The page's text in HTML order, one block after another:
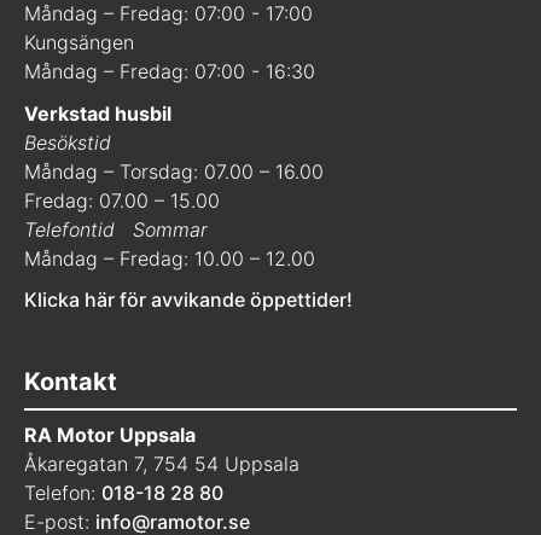
Måndag – Fredag: 07:00 - 17:00
Kungsängen
Måndag – Fredag: 07:00 - 16:30
Verkstad husbil
Besökstid
Måndag – Torsdag: 07.00 – 16.00
Fredag: 07.00 – 15.00
Telefontid
Sommar
Måndag – Fredag: 10.00 – 12.00
Klicka här för avvikande öppettider!
Kontakt
RA Motor Uppsala
Åkaregatan 7, 754 54 Uppsala
Telefon: 018-18 28 80
E-post: info@ramotor.se